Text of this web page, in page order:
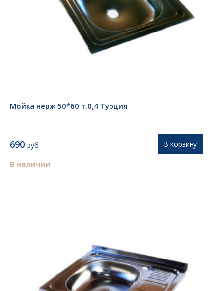
Мойка нерж 50*60 т.0,4 Турция
690 руб
В наличии
В корзину